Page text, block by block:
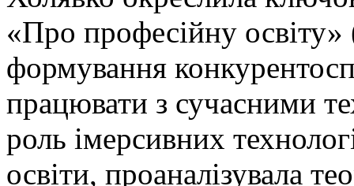
«Про професійну
формування
працювати з сучасними
роль імерсивних
освіти, проаналізувала